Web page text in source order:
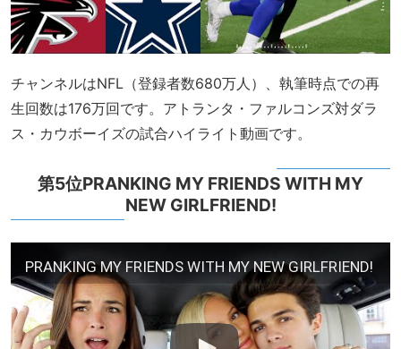
チャンネルはNFL（登録者数680万人）、執筆時点での再
生回数は176万回です。アトランタ・ファルコンズ対ダラ
ス・カウボーイズの試合ハイライト動画です。
第5位PRANKING MY FRIENDS WITH MY
NEW GIRLFRIEND!
PRANKING MY FRIENDS WITH MY NEW GIRLFRIEND!